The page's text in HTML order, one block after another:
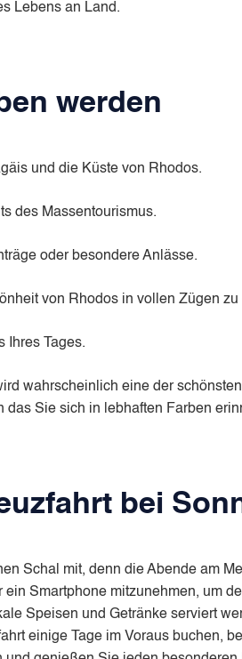
Lebens an Land.
werden
und die Küste von Rhodos.
des Massentourismus.
oder besondere Anlässe.
von Rhodos in vollen Zügen
Ihres Tages.
wahrscheinlich eine der
Sie sich in lebhaften Farben
bei
Schal mit, denn die Abende am
Smartphone mitzunehmen, um
Speisen und Getränke serviert
einige Tage im Voraus buchen,